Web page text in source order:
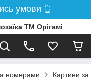
умови 👆
ТМ Орігамі
номерами Картини